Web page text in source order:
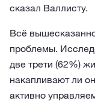
сказал Валлисту.
Всё
проблемы.
две трети (62%)
накапливают ли
активно